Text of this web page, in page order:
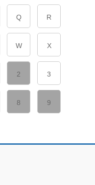
Q R
W X
2 3
8 9